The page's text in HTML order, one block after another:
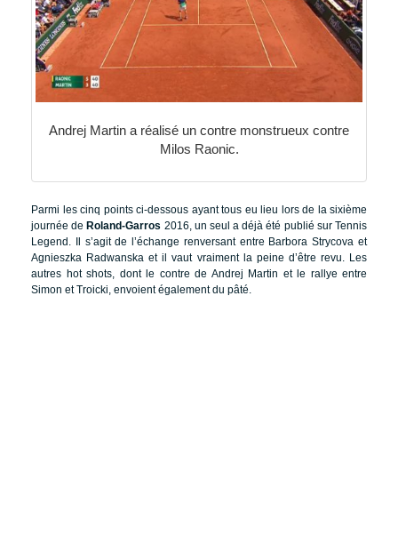
Andrej Martin a réalisé un contre monstrueux contre
Milos Raonic.
Parmi les cinq points ci-dessous ayant tous eu lieu lors de la sixième
journée de Roland-Garros 2016, un seul a déjà été publié sur Tennis
Legend. Il s’agit de l’échange renversant entre Barbora Strycova et
Agnieszka Radwanska et il vaut vraiment la peine d’être revu. Les
autres hot shots, dont le contre de Andrej Martin et le rallye entre
Simon et Troicki, envoient également du pâté.